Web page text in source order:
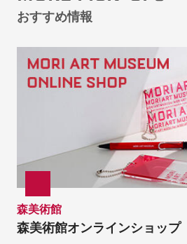
おすすめ情報
森美術館
森美術館オンラインショップ